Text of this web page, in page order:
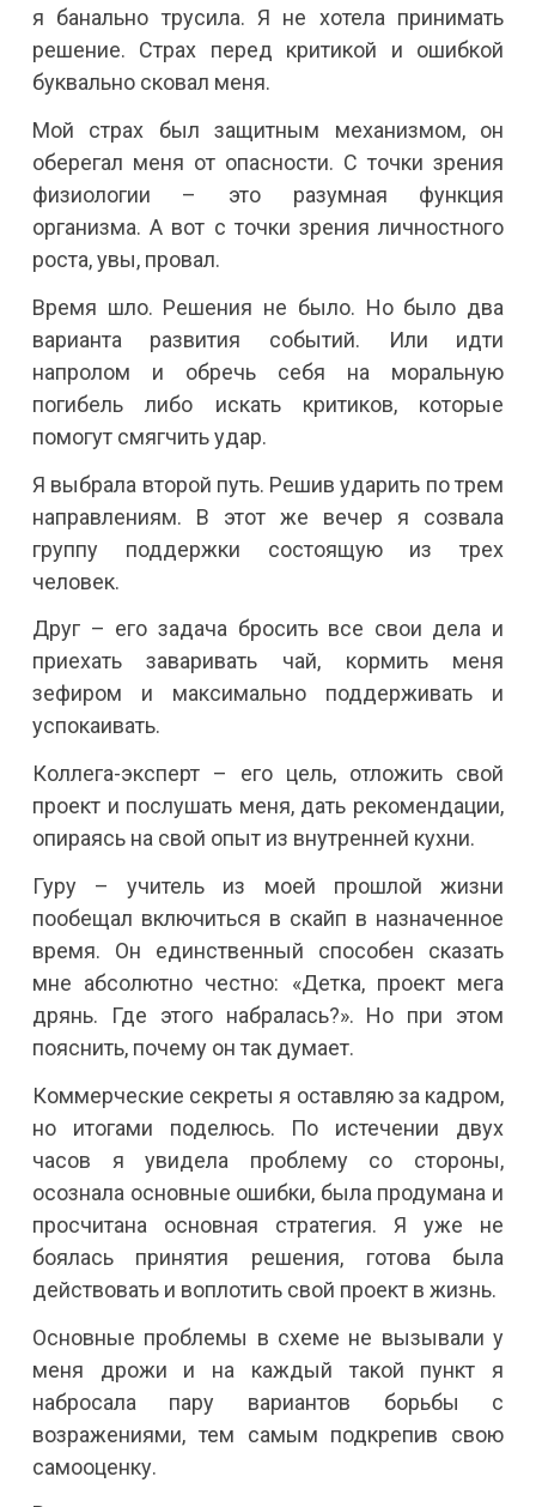
я банально трусила. Я не хотела принимать
решение. Страх перед критикой и ошибкой
буквально сковал меня.
Мой страх был защитным механизмом, он
оберегал меня от опасности. С точки зрения
физиологии – это разумная функция
организма. А вот с точки зрения личностного
роста, увы, провал.
Время шло. Решения не было. Но было два
варианта развития событий. Или идти
напролом и обречь себя на моральную
погибель либо искать критиков, которые
помогут смягчить удар.
Я выбрала второй путь. Решив ударить по трем
направлениям. В этот же вечер я созвала
группу поддержки состоящую из трех
человек.
Друг – его задача бросить все свои дела и
приехать заваривать чай, кормить меня
зефиром и максимально поддерживать и
успокаивать.
Коллега-эксперт – его цель, отложить свой
проект и послушать меня, дать рекомендации,
опираясь на свой опыт из внутренней кухни.
Гуру – учитель из моей прошлой жизни
пообещал включиться в скайп в назначенное
время. Он единственный способен сказать
мне абсолютно честно: «Детка, проект мега
дрянь. Где этого набралась?». Но при этом
пояснить, почему он так думает.
Коммерческие секреты я оставляю за кадром,
но итогами поделюсь. По истечении двух
часов я увидела проблему со стороны,
осознала основные ошибки, была продумана и
просчитана основная стратегия. Я уже не
боялась принятия решения, готова была
действовать и воплотить свой проект в жизнь.
Основные проблемы в схеме не вызывали у
меня дрожи и на каждый такой пункт я
набросала пару вариантов борьбы с
возражениями, тем самым подкрепив свою
самооценку.